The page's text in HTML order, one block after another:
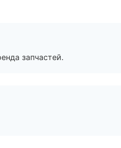
запчастей.